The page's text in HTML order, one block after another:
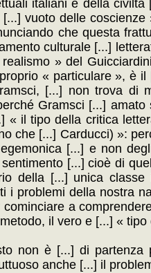
italiani e della
vuoto delle
che questa
culturale [...]
» del
« particulare », è
[...] non trova di
Gramsci [...]
« il tipo della critica
che [...] Carducci) »:
[...] e non
[...] cioè di
della [...] unica
i problemi della nostra
cominciare a
il vero e [...] «
non è [...] di
anche [...] il